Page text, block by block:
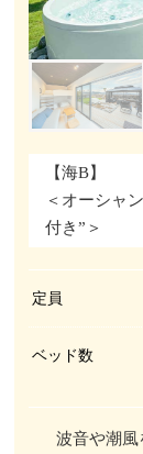
【海B】
＜オーシャ
付き”＞
定員
ベッド数
波音や潮風